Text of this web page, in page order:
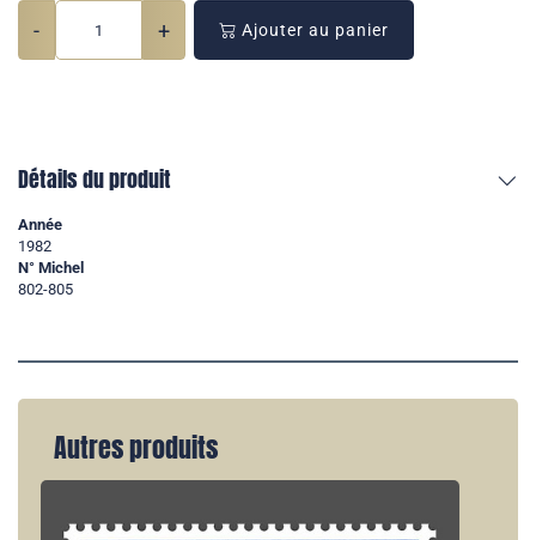
- + Ajouter au panier
Détails du produit
Année
1982
N° Michel
802-805
Autres produits